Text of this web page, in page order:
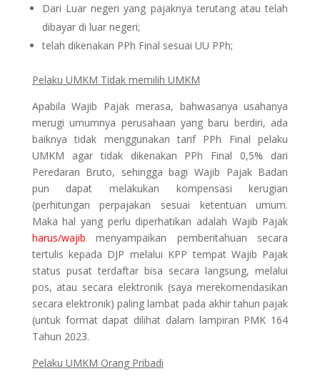
Dari Luar negeri yang pajaknya terutang atau telah
dibayar di luar negeri;
telah dikenakan PPh Final sesuai UU PPh;
Pelaku UMKM Tidak memilih UMKM
Apabila Wajib Pajak merasa, bahwasanya usahanya
merugi umumnya perusahaan yang baru berdiri, ada
baiknya tidak menggunakan tarif PPh Final pelaku
UMKM agar tidak dikenakan PPh Final 0,5% dari
Peredaran Bruto, sehingga bagi Wajib Pajak Badan
pun dapat melakukan kompensasi kerugian
(perhitungan perpajakan sesuai ketentuan umum.
Maka hal yang perlu diperhatikan adalah Wajib Pajak
harus/wajibmenyampaikan pemberitahuan secara
tertulis kepada DJP melalui KPP tempat Wajib Pajak
status pusat terdaftar bisa secara langsung, melalui
pos, atau secara elektronik (saya merekomendasikan
secara elektronik) paling lambat pada akhir tahun pajak
(untuk format dapat dilihat dalam lampiran PMK 164
Tahun 2023.
Pelaku UMKM Orang Pribadi